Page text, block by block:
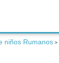
niños Rumanos >